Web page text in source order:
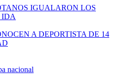
IGUALARON LOS
IDA
A DEPORTISTA DE 14
nacional